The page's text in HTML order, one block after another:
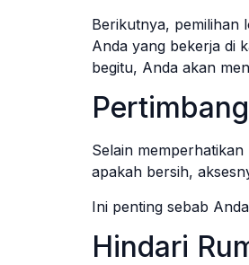
Berikutnya, pemilihan
Anda yang bekerja di
begitu, Anda akan
Selain
apakah bersih,
Ini penting sebab
Hindari